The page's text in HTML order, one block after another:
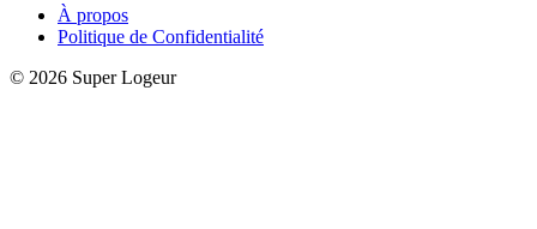
À propos
Politique de Confidentialité
© 2026 Super Logeur